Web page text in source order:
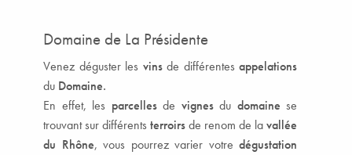
Domaine de La Présidente
Venez déguster les vinsde différentes appelations
du Domaine.
En effet, les parcellesde vignesdu domaine se
trouvant sur différents terroirsde renom de lavallée
du Rhône, vous pourrez varier votre dégustation